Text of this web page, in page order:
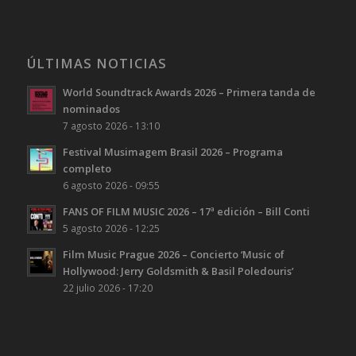
ÚLTIMAS NOTICIAS
World Soundtrack Awards 2026 – Primera tanda de
nominados
7 agosto 2026 - 13:10
Festival Musimagem Brasil 2026 – Programa
completo
6 agosto 2026 - 09:55
FANS OF FILM MUSIC 2026 – 17ª edición – Bill Conti
5 agosto 2026 - 12:25
Film Music Prague 2026 – Concierto ‘Music of
Hollywood: Jerry Goldsmith & Basil Poledouris’
22 julio 2026 - 17:20